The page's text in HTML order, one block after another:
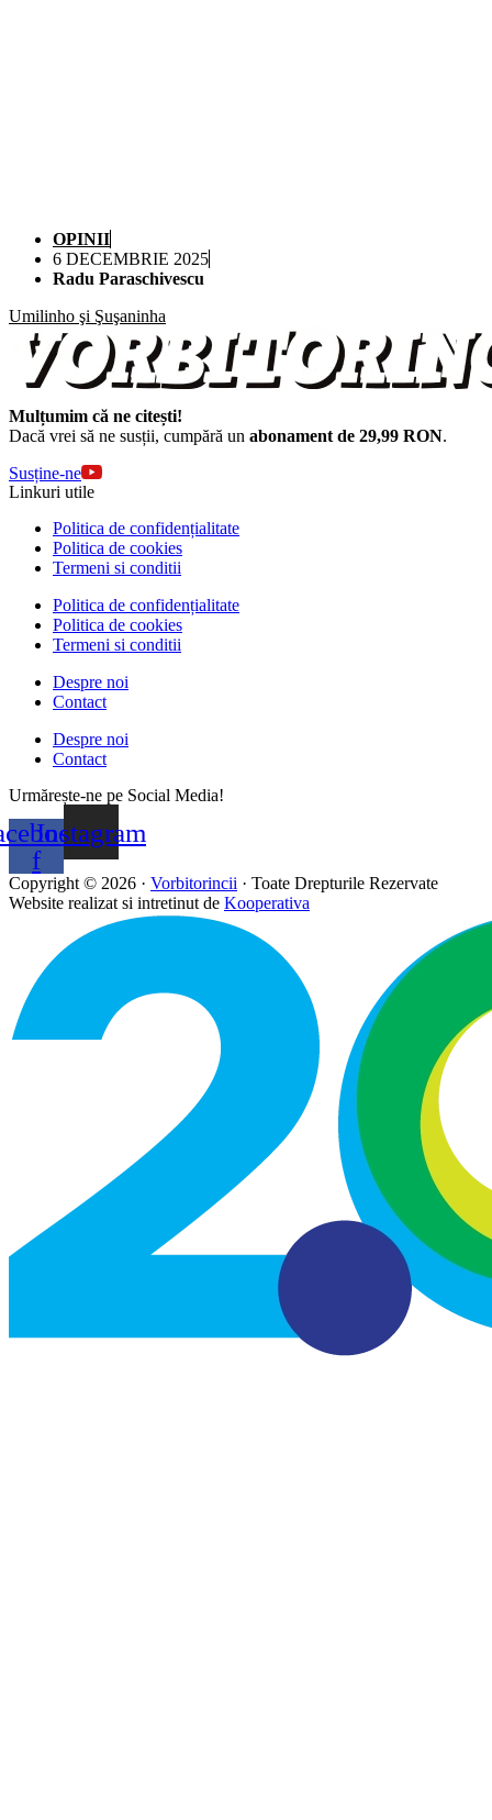
OPINII
6 DECEMBRIE 2025
Radu Paraschivescu
Umilinho şi Şuşaninha
Mulțumim că ne citești!
Dacă vrei să ne susții, cumpără un abonament de 29,99 RON.
Susține-ne
Linkuri utile
Politica de confidențialitate
Politica de cookies
Termeni si conditii
Politica de confidențialitate
Politica de cookies
Termeni si conditii
Despre noi
Contact
Despre noi
Contact
Urmărește-ne pe Social Media!
f
Instagram
Copyright © 2026 · Vorbitorincii · Toate Drepturile Rezervate
Website realizat si intretinut de Kooperativa